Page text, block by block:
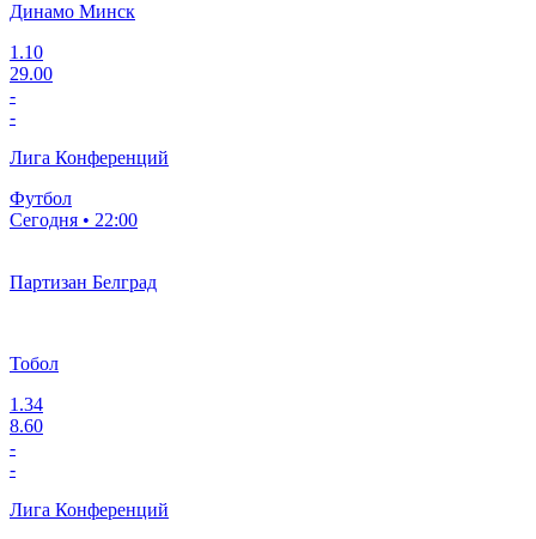
Динамо Минск
1.10
29.00
-
-
Лига Конференций
Футбол
Сегодня • 22:00
Партизан Белград
Тобол
1.34
8.60
-
-
Лига Конференций